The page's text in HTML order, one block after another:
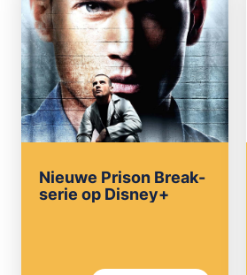
Nieuwe Prison Break-
serie op Disney+